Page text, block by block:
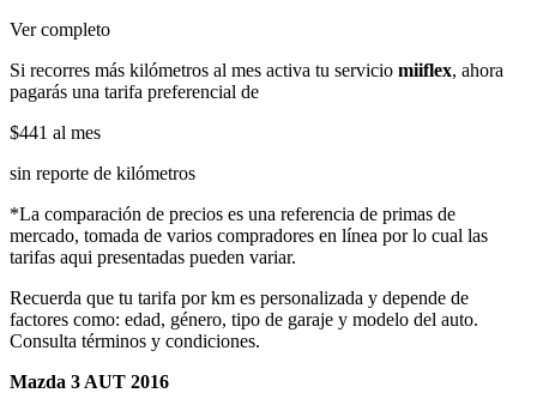
Ver completo
Si recorres más kilómetros al mes activa tu servicio miiflex, ahora
pagarás una tarifa preferencial de
$441 al mes
sin reporte de kilómetros
*La comparación de precios es una referencia de primas de
mercado, tomada de varios compradores en línea por lo cual las
tarifas aqui presentadas pueden variar.
Recuerda que tu tarifa por km es personalizada y depende de
factores como: edad, género, tipo de garaje y modelo del auto.
Consulta términos y condiciones.
Mazda 3 AUT 2016